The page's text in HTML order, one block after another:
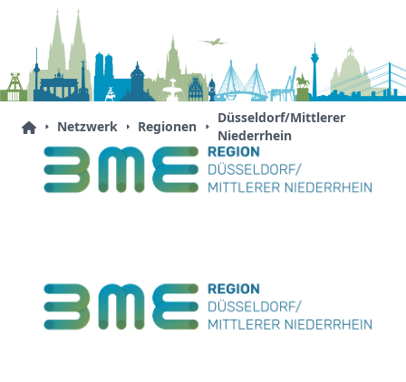
Netzwerk Regionen
Düsseldorf/Mittlerer
Niederrhein